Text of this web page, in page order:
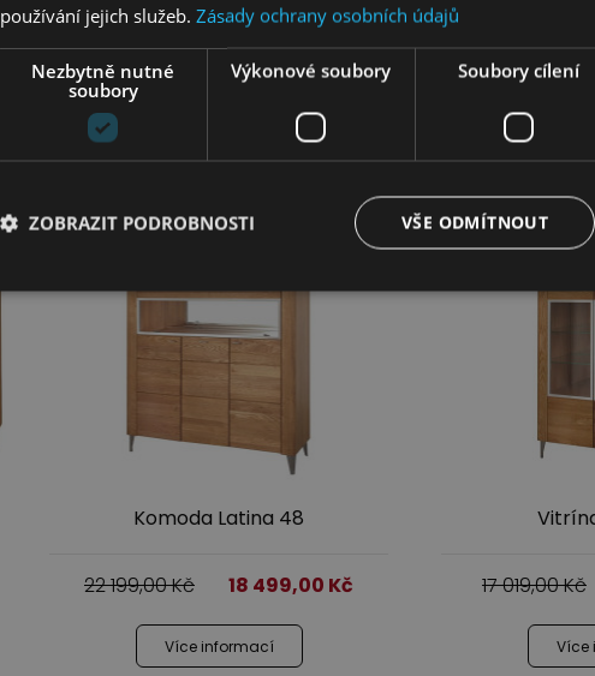
Vitrína Lucas 10 L/R
5 999,00
Více informací Více
Komoda Latina 48
22 199,00Kč 18 499,00 Kč
Více informací
17 019,00Kč
Více
používání jejich služeb. Zásady ochrany osobních údajů
Nezbytně nutné
soubory
Výkonové soubory Soubory cílení
VŠE ODMÍTNOUT
ZOBRAZIT PODROBNOSTI